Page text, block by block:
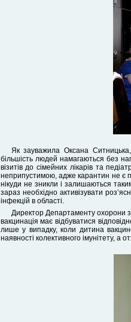
Як зауважила Оксана
більшість людей намагаються без
візитів до сімейних лікарів та
неприпустимою, адже карантин не є
нікуди не зникли і залишаються
зараз необхідно активізувати
інфекцій в області.
Директор Департаменту охорони
вакцинація має відбуватися
лише у випадку, коли дитина
наявності колективного імунітету, а